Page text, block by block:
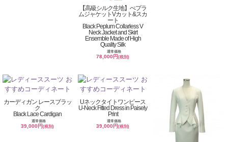
【高級シルク生地】ぺプラ
ムジャケットVカット&スカ
ート
Black Peplum Collarless V
Neck Jacket and Skirt
Ensemble Made of High
Quality Silk
通常価格
78,000円(税別)
カーディガン レースブラッ
ク
Black Lace Cardigan
通常価格
39,000円(税別)
Uネックタイトワンピース
U-Neck Fitted Dress in Paisely
Print
通常価格
39,000円(税別)